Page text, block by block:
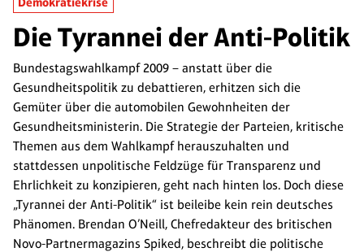
Die Tyrannei der Anti-Politik
Bundestagswahlkampf 2009 – anstatt über die
Gesundheitspolitik zu debattieren, erhitzen sich die
Gemüter über die automobilen Gewohnheiten der
Gesundheitsministerin. Die Strategie der Parteien, kritische
Themen aus dem Wahlkampf herauszuhalten und
stattdessen unpolitische Feldzüge für Transparenz und
Ehrlichkeit zu konzipieren, geht nach hinten los. Doch diese
„Tyrannei der Anti-Politik“ ist beileibe kein rein deutsches
Phänomen. Brendan O’Neill, Chefredakteur des britischen
Novo-Partnermagazins Spiked, beschreibt die politische